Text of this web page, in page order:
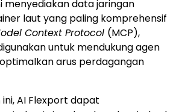
menyediakan data jaringan
laut yang paling komprehensif
Context Protocol (MCP),
untuk mendukung agen
arus perdagangan
AI Flexport dapat